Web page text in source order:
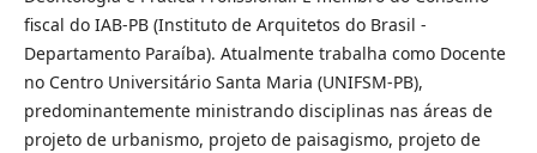
fiscal do IAB-PB (Instituto de Arquitetos do Brasil -
Departamento Paraíba). Atualmente trabalha como Docente
no Centro Universitário Santa Maria (UNIFSM-PB),
predominantemente ministrando disciplinas nas áreas de
projeto de urbanismo, projeto de paisagismo, projeto de